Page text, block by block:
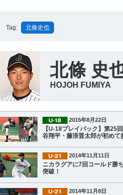
Tag: 北條史也
北條 史
HOJOH FUMIYA
2015年8月22日
【U-18プレイバック】第25
谷翔平・藤浪晋太郎が初めて
2014年11月11日
ニカラグアに7回コールド勝
突破！
2014年11月8日